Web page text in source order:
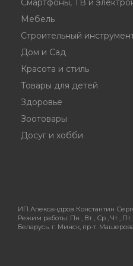
Смартфоны, ТВ и
Мебель
Строительный
Дом и Сад
Красота и стиль
Товары для детей
Здоровье
Зоотовары
Досуг и хобби
ИП Александров Константин
Режим работы: Пн , Вт , Ср , Чт , Пт
Беларусь. г. Минск, пр-т. Машерова